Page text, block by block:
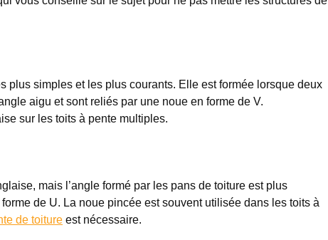
plus simples et les plus courants. Elle est formée lorsque deux
aigu et sont reliés par une noue en forme de V.
sur les toits à pente multiples.
mais l’angle formé par les pans de toiture est plus
de U. La noue pincée est souvent utilisée dans les toits à
de toiture est nécessaire.